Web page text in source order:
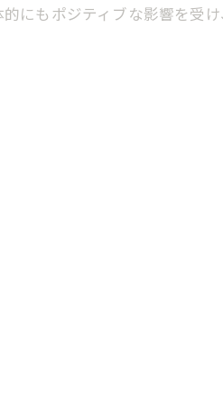
にもポジティブな影響を受